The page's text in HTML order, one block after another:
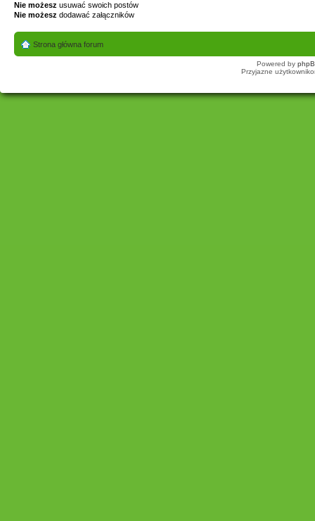
Nie możesz usuwać swoich postów
Nie możesz dodawać załączników
Strona główna forum
Powered by
Przyjazne